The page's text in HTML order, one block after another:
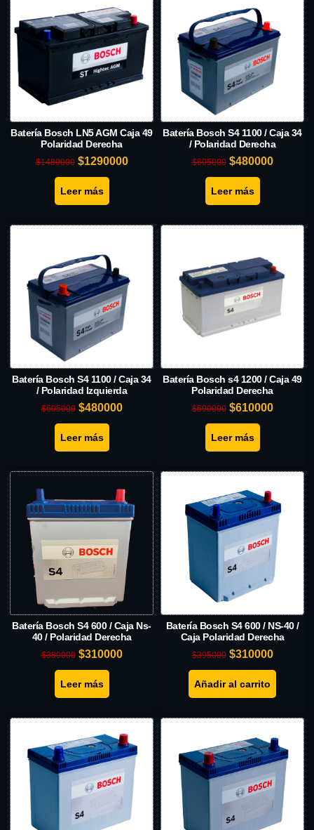
Batería Bosch LN5 AGM Caja 49
Polaridad Derecha
$1480000 $1290000
Leer más
Batería Bosch S4 1100 / Caja 34
/ Polaridad Derecha
$605000 $480000
Leer más
Batería Bosch S4 1100 / Caja 34
/ Polaridad Izquierda
$605000 $480000
Leer más
Batería Bosch s4 1200 / Caja 49
Polaridad Derecha
$690000 $610000
Leer más
Batería Bosch S4 600 / Caja Ns-
40 / Polaridad Derecha
$380000 $310000
Leer más
Batería Bosch S4 600 / NS-40 /
Caja Polaridad Derecha
$395000 $310000
Añadir al carrito